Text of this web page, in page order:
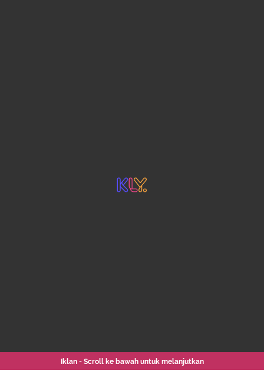
Iklan - Scroll ke bawah untuk melanjutkan